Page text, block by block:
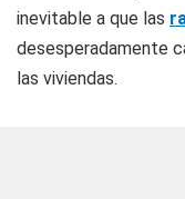
inevitable a que las
desesperadamente
las viviendas.